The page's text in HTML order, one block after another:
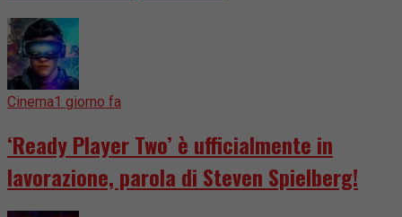
Cinema1 giorno fa
‘Ready Player Two’ è ufficialmente in
lavorazione, parola di Steven Spielberg!